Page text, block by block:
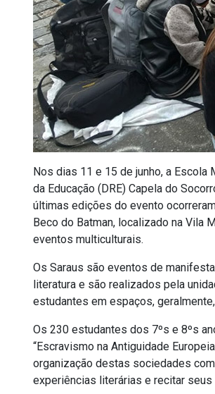
Nos dias 11 e 15 de junho, a Escola
da Educação (DRE) Capela do
últimas edições do evento
Beco do Batman, localizado na Vila
eventos multiculturais.
Os Saraus são eventos de
literatura e são realizados pela
estudantes em espaços,
Os 230 estudantes dos 7ºs e 8ºs
“Escravismo na Antiguidade
organização destas sociedades
experiências literárias e recitar